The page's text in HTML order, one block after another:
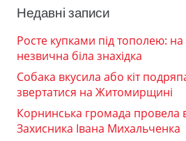
Недавні записи
Росте купками під тополею:
незвична біла знахідка
Собака вкусила або кіт
звертатися на Житомирщині
Корнинська громада провела
Захисника Івана Михальченка